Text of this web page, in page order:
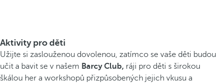
Aktivity pro děti
Užijte si zaslouženou dovolenou, zatímco se vaše děti budou
učit a bavit se v našem Barcy Club, ráji pro děti s širokou
škálou her a workshopů přizpůsobených jejich vkusu a